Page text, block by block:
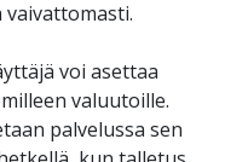
voi asettaa
valuutoille.
palvelussa sen